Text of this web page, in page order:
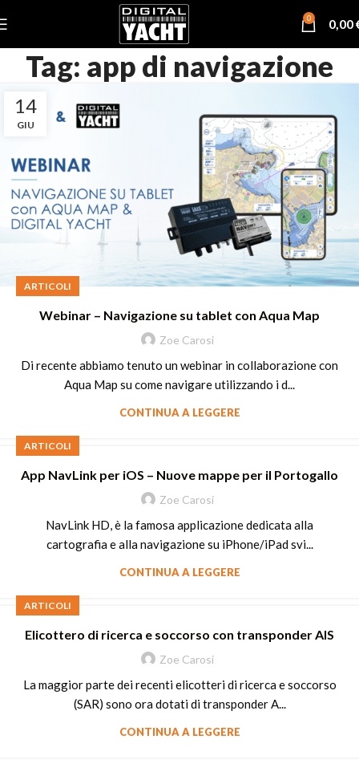
0 0,00
Tag: app di navigazione
14
GIU
ARTICOLI
Webinar – Navigazione su tablet con Aqua Map
Zoe Carosi
Di recente abbiamo tenuto un webinar in collaborazione con
Aqua Map su come navigare utilizzando i d...
CONTINUA A LEGGERE
ARTICOLI
App NavLink per iOS – Nuove mappe per il Portogallo
Zoe Carosi
NavLink HD, è la famosa applicazione dedicata alla
cartografia e alla navigazione su iPhone/iPad svi...
CONTINUA A LEGGERE
ARTICOLI
Elicottero di ricerca e soccorso con transponder AIS
Zoe Carosi
La maggior parte dei recenti elicotteri di ricerca e soccorso
(SAR) sono ora dotati di transponder A...
CONTINUA A LEGGERE